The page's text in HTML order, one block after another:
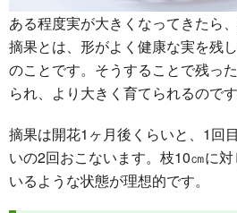
ある程度実が大きくなってきたら
摘果とは、形がよく健康な実を残
のことです。そうすることで残っ
られ、より大きく育てられるのです
摘果は開花1ヶ月後くらいと、1回
いの2回おこないます。枝10㎝に
いるような状態が理想的です。